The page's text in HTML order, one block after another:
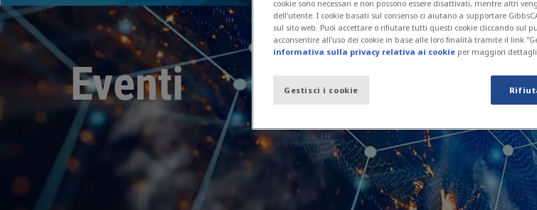
Eventi
cookie sono necessari e non possono essere disattivati, mentre altri
dell'utente. I cookie basati sul consenso ci aiutano a supportare
sul sito web. Puoi accettare o rifiutare tutti questi cookie cliccando sul
acconsentire all'uso dei cookie in base alle loro finalità tramite il link
informativa sulla privacy relativa ai cookie per maggiori
Gestisci i cookie